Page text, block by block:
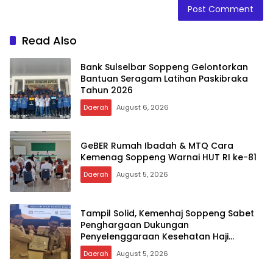
Read Also
Bank Sulselbar Soppeng Gelontorkan
Bantuan Seragam Latihan Paskibraka
Tahun 2026
Daerah August 6, 2026
GeBER Rumah Ibadah & MTQ Cara
Kemenag Soppeng Warnai HUT RI ke-81
Daerah August 5, 2026
Tampil Solid, Kemenhaj Soppeng Sabet
Penghargaan Dukungan
Penyelenggaraan Kesehatan Haji
Terbaik
Daerah August 5, 2026